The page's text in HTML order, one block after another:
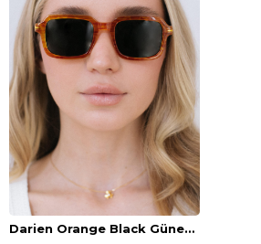
Darien Orange Black Güneş Gözlüğü